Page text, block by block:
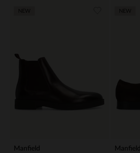
Manfield Manfield